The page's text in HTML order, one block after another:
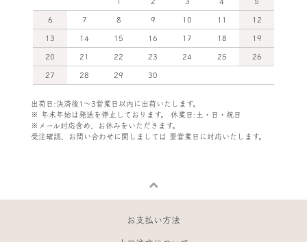
6 7 8 9 10 11 12
13 14 15 16 17 18 19
20 21 22 23 24 25 26
27 28 29 30
出荷日:決済後1～3営業日以内に出荷いたします。
※ 年末年始は発送を停止しております。 休業日:土・日・祝日
※メール対応含め、お休みをいただきます。
受注確認、お問い合わせに関しましては 翌営業日に対応いたします。
お支払い方法